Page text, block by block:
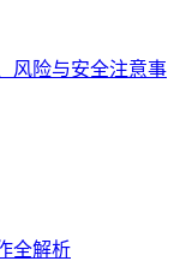
风险与安全注意事
全解析